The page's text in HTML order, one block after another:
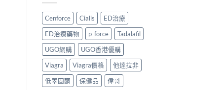
Cenforce Cialis
ED治療
ED治療藥物
p-force
Tadalafil
UGO網購
UGO香港優購
Viagra
Viagra價格
他達拉非
低睪固酮
保健品 偉哥